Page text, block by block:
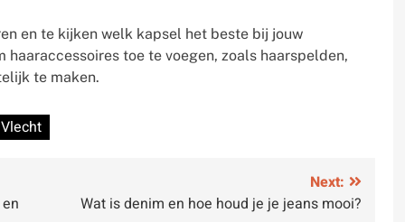
en te kijken welk kapsel het beste bij jouw
toe te voegen, zoals haarspelden,
te maken.
Vlecht
Next:
Wat is denim en hoe houd je je jeans mooi?